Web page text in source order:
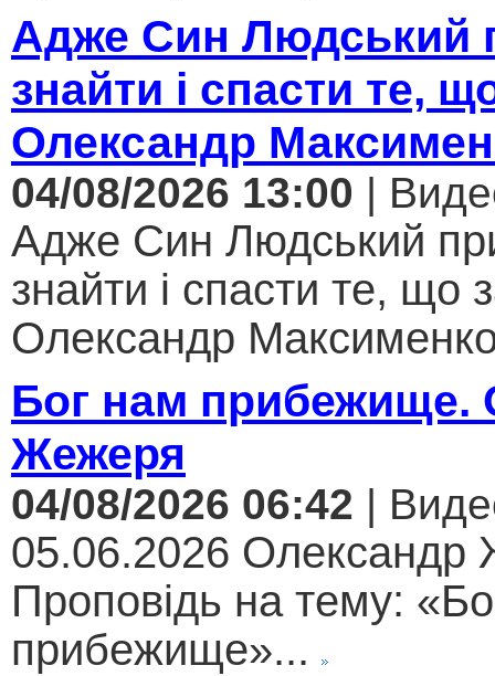
Адже Син Людський
знайти і спасти те,
Олександр
04/08/2026 13:00 |
Адже Син Людський
знайти і спасти те, що
Олександр
Бог нам прибежище.
Жежеря
04/08/2026 06:42 |
05.06.2026 Олександр
Проповідь на тему:
прибежище»...